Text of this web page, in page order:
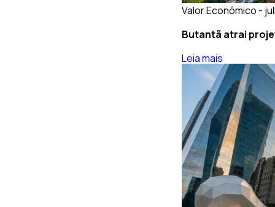
Valor Econômico -
Butantã atrai
Leia mais